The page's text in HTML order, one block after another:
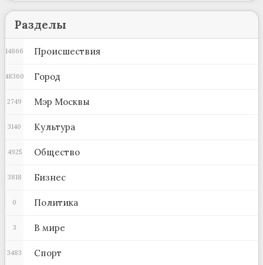
Разделы
Происшествия
14866
Город
48360
Мэр Москвы
2749
Культура
3140
Общество
4925
Бизнес
3818
Политика
0
В мире
3
Спорт
3483